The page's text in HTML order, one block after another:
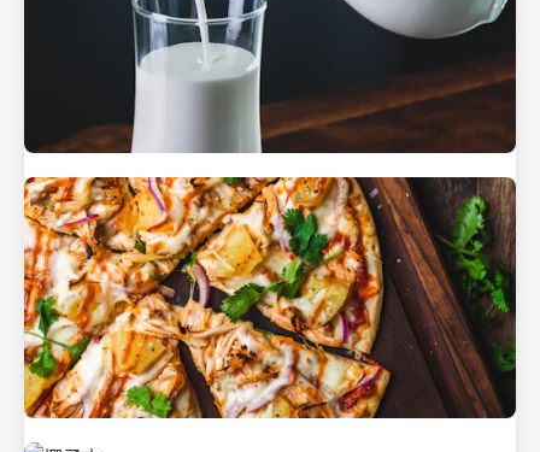
热带海滩上的椰子树
新鲜采摘的椰子